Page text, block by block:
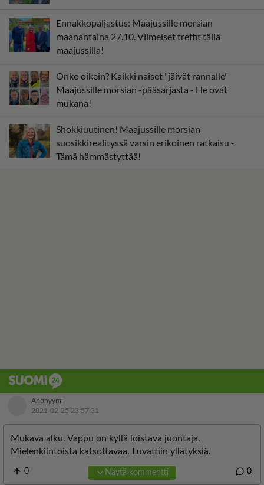
Ennakkopaljastus: Maajussille morsian
maanantaina 27.10. Viimeiset treffit tällä
maajussilla!
Onko oikein? Kaikki naiset "jäivät rannalle"
Maajussille morsian -pääsarjasta - He ovat
mukana!
Shokkiuutinen! Maajussille morsian
suosikkirealityssä varsin erikoinen ratkaisu -
Tämä hämmästyttää!